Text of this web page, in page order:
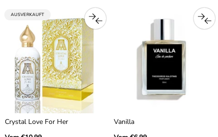
PRODUKTBEZEICHNUNG:
AUSVERKAUFT
Crystal Love For Her
Vanilla